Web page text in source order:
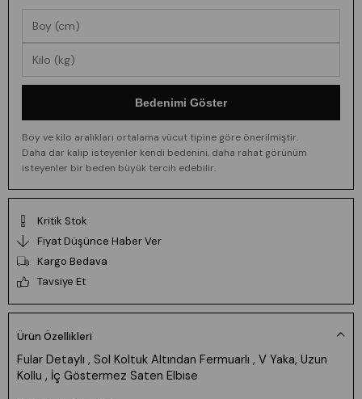
Bedenimi Göster
Boy ve kilo aralıkları ortalama vücut tipine göre önerilmiştir.
Daha dar kalıp isteyenler kendi bedenini, daha rahat görünüm
isteyenler bir beden büyük tercih edebilir.
Kritik Stok
Fiyat Düşünce Haber Ver
Kargo Bedava
Tavsiye Et
Ürün Özellikleri
Fular Detaylı , Sol Koltuk Altından Fermuarlı , V Yaka, Uzun
Kollu , İç Göstermez Saten Elbise